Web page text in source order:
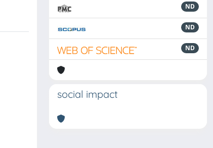
ND
ND
ND
social impact